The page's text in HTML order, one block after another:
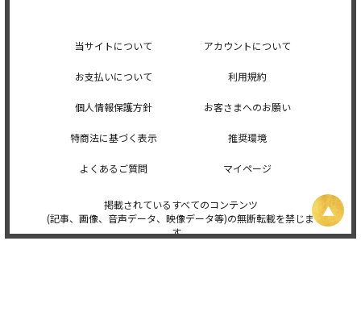
当サイトについて アカウントについて
お支払いについて 利用規約
個人情報保護方針 お客さまへのお願い
特商法に基づく表示 推奨環境
よくあるご質問 マイページ
掲載されているすべてのコンテンツ
(記事、画像、音声データ、映像データ等)の無断転載を禁じま
す。